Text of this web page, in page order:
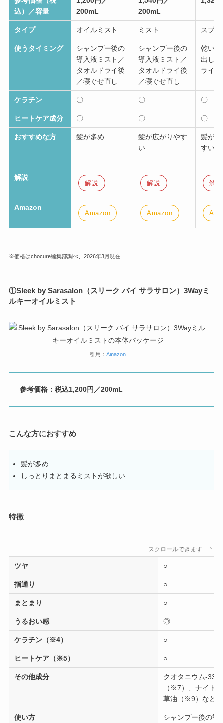
込）／容量
200mL
200mL
タイプ オイルミスト ミスト スプ
使うタイミング
シャンプー後の
導入液ミスト／
タオルドライ後
／寝ぐせ直し
シャンプー後の
導入液ミスト／
タオルドライ後
／寝ぐせ直し
乾い
出し
ライ後
ケラチン 〇 〇 〇
ヒートケア成分 〇 〇 〇
おすすめな方 髪が多め
髪が広がりやす
い
髪が
すい
解説
解説 解説 解説
Amazon
Amazon Amazon
※価格はchocure編集部調べ、2026年3月現在
①Sleek by Sarasalon（スリーク バイ サラサロン）3Wayミ
ルキーオイルミスト
引用：Amazon
参考価格：税込1,200円／200mL
こんな方におすすめ
髪が多め
しっとりまとまるミストが欲しい
特徴
スクロールできます
ツヤ ○
指通り ○
まとまり ○
うるおい感 ◎
ケラチン（※4） ○
ヒートケア（※5） ○
その他成分
クオタニウム-33
（※7）、ナイト
草油（※9）など
使い方
シャンプー後の導